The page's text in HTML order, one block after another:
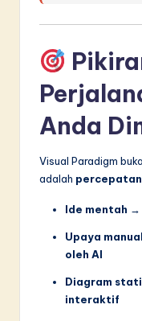
Anda
Visual Paradigm
adalah
Ide mentah →
Upaya manual
oleh AI
Diagram
interaktif